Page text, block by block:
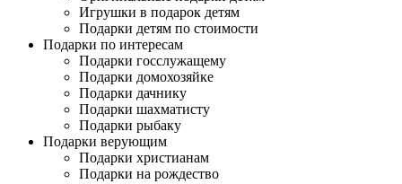
Игрушки в подарок детям
Подарки детям по стоимости
Подарки по интересам
Подарки госслужащему
Подарки домохозяйке
Подарки дачнику
Подарки шахматисту
Подарки рыбаку
Подарки верующим
Подарки христианам
Подарки на рождество